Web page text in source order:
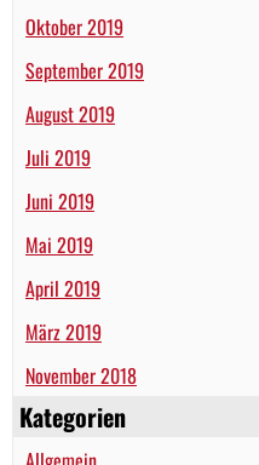
Oktober 2019
September 2019
August 2019
Juli 2019
Juni 2019
Mai 2019
April 2019
März 2019
November 2018
Kategorien